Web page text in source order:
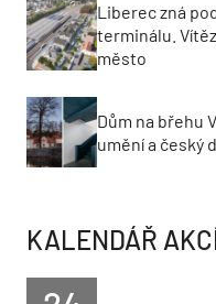
Liberec zná
terminálu.
město
Dům na břehu
umění a český
KALENDÁŘ